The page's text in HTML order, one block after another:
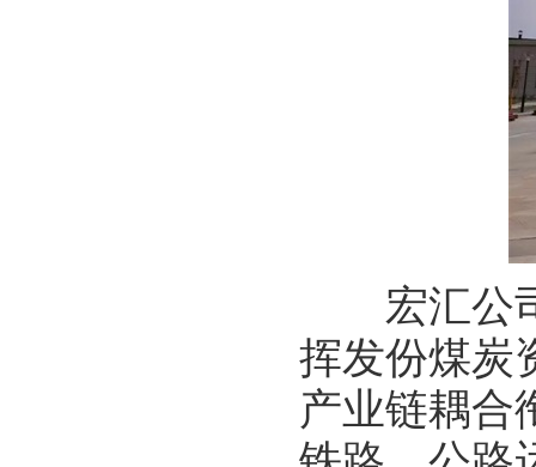
宏汇公司
挥发份煤炭
产业链耦合